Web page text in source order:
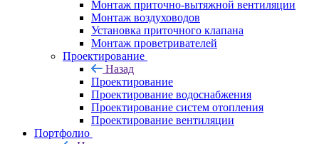
Монтаж приточно-вытяжной вентиляции
Монтаж воздуховодов
Установка приточного клапана
Монтаж проветривателей
Проектирование
Назад
Проектирование
Проектирование водоснабжения
Проектирование систем отопления
Проектирование вентиляции
Портфолио